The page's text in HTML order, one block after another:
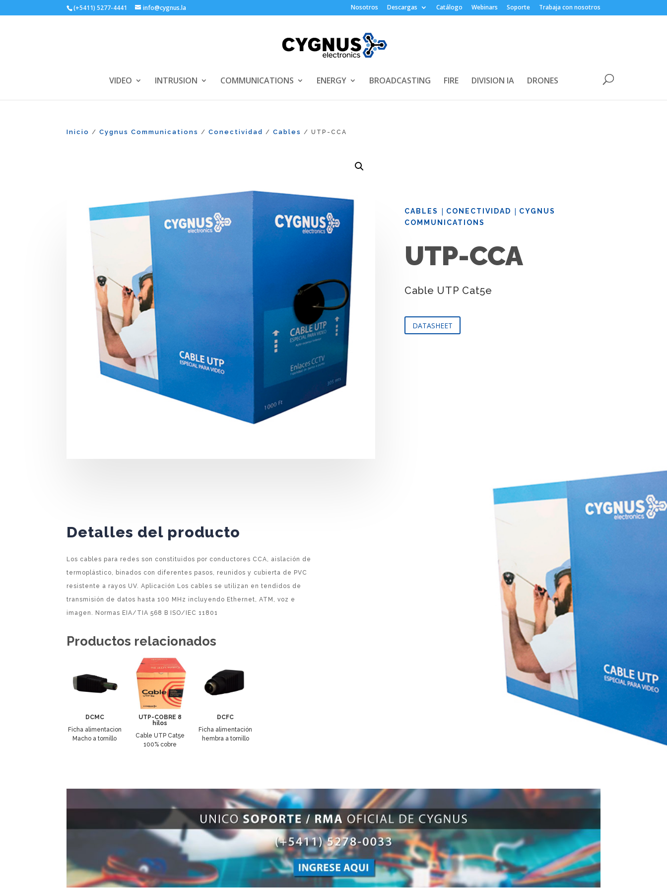
(+5411) 5277-4441 info@cygnus.la Nosotros Descargas Catálogo Webinars Soporte Trabaja con nosotros
VIDEO INTRUSION COMMUNICATIONS ENERGY BROADCASTING FIRE DIVISION IA DRONES
Inicio /Cygnus Communications /Conectividad /Cables / UTP-CCA
CABLES | CONECTIVIDAD | CYGNUS
COMMUNICATIONS
UTP-CCA
Cable UTP Cat5e
DATASHEET
Detalles del producto
Los cables para redes son constituidos por conductores CCA, aislación de
termoplástico, binados con diferentes pasos, reunidos y cubierta de PVC
resistente a rayos UV. Aplicación Los cables se utilizan en tendidos de
transmisión de datos hasta 100 MHz incluyendo Ethernet, ATM, voz e
imagen. Normas EIA/TIA 568 B ISO/IEC 11801
Productos relacionados
DCMC
Ficha alimentacion
Macho a tornillo
UTP-COBRE 8
hilos
Cable UTP Cat5e
100% cobre
DCFC
Ficha alimentación
hembra a tornillo